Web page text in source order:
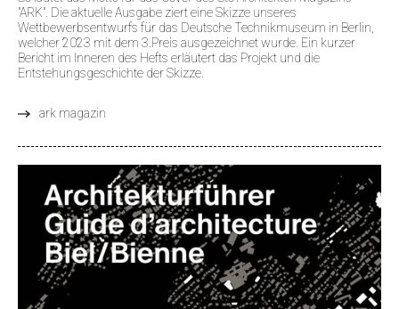
"ARK". Die aktuelle Ausgabe ziert eine Skizze unseres
Wettbewerbsentwurfs für das Deutsche Technikmuseum in Berlin,
welcher 2023 mit dem 3.Preis ausgezeichnet wurde. Ein kurzer
Bericht im Inneren des Hefts erläutert das Projekt und die
Entstehungsgeschichte der Skizze.
ark magazin